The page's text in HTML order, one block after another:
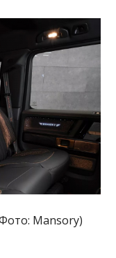
Mansory)